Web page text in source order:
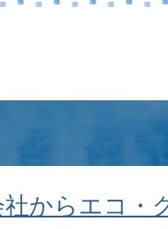
からエコ・